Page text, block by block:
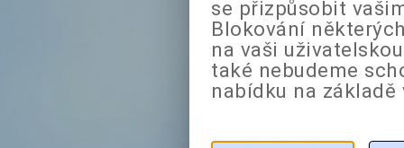
se přizpůsobit
Blokování
na vaši
také nebudeme
nabídku na